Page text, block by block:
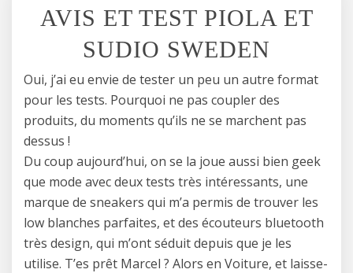
AVIS ET TEST PIOLA ET
SUDIO SWEDEN
Oui, j’ai eu envie de tester un peu un autre format
pour les tests. Pourquoi ne pas coupler des
produits, du moments qu’ils ne se marchent pas
dessus !
Du coup aujourd’hui, on se la joue aussi bien geek
que mode avec deux tests très intéressants, une
marque de sneakers qui m’a permis de trouver les
low blanches parfaites, et des écouteurs bluetooth
très design, qui m’ont séduit depuis que je les
utilise. T’es prêt Marcel ? Alors en Voiture, et laisse-